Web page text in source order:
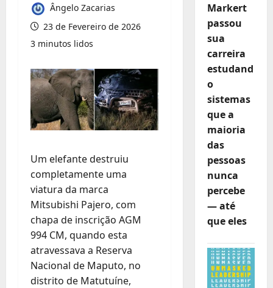
Ângelo Zacarias
23 de Fevereiro de 2026
3 minutos lidos
Um elefante destruiu
completamente uma
viatura da marca
Mitsubishi Pajero, com
chapa de inscrição AGM
994 CM, quando esta
atravessava a Reserva
Nacional de Maputo, no
distrito de Matutuíne,
Markert
passou
sua
carreira
estudand
o
sistemas
que a
maioria
das
pessoas
nunca
percebe
— até
que eles